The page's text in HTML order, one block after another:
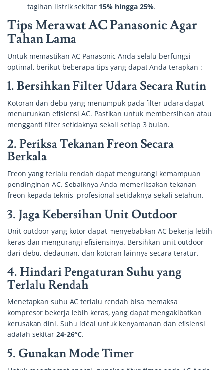
tagihan listrik sekitar 15% hingga 25%.
Tips Merawat AC Panasonic Agar
Tahan Lama
Untuk memastikan AC Panasonic Anda selalu berfungsi
optimal, berikut beberapa tips yang dapat Anda terapkan :
1.Bersihkan Filter Udara Secara Rutin
Kotoran dan debu yang menumpuk pada filter udara dapat
menurunkan efisiensi AC. Pastikan untuk membersihkan atau
mengganti filter setidaknya sekali setiap 3 bulan.
2.Periksa Tekanan Freon Secara
Berkala
Freon yang terlalu rendah dapat mengurangi kemampuan
pendinginan AC. Sebaiknya Anda memeriksakan tekanan
freon kepada teknisi profesional setidaknya sekali setahun.
3. Jaga Kebersihan Unit Outdoor
Unit outdoor yang kotor dapat menyebabkan AC bekerja lebih
keras dan mengurangi efisiensinya. Bersihkan unit outdoor
dari debu, dedaunan, dan kotoran lainnya secara teratur.
4. Hindari Pengaturan Suhu yang
Terlalu Rendah
Menetapkan suhu AC terlalu rendah bisa memaksa
kompresor bekerja lebih keras, yang dapat mengakibatkan
kerusakan dini. Suhu ideal untuk kenyamanan dan efisiensi
adalah sekitar 24-26°C.
5. Gunakan Mode Timer